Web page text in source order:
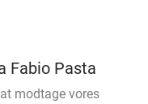
Fabio Pasta
modtage vores